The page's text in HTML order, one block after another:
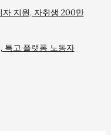
지원, 자취생 200만
고·플랫폼 노동자